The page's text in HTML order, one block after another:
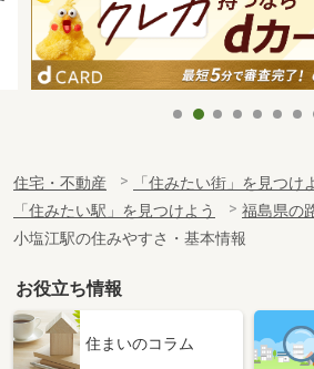
住宅・不動産
「住みたい街」を見つけ
「住みたい駅」を見つけよう
福島県の
小塩江駅の住みやすさ・基本情報
お役立ち情報
住まいのコラム